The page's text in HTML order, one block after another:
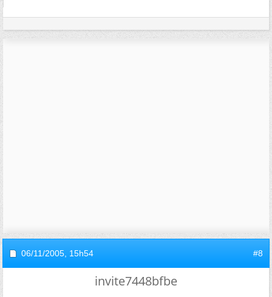
06/11/2005, 15h54 #8
invite7448bfbe